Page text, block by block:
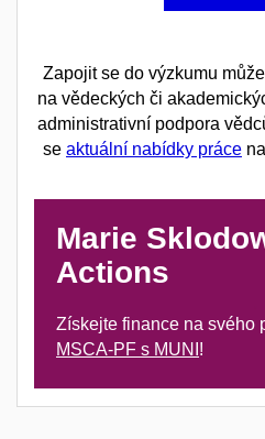
Zapojit se do výzkumu
na vědeckých či
administrativní podpora
se aktuální nabídky práce
Marie
Actions
Získejte finance na svého
MSCA-PF s MUNI !